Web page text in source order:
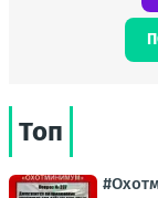
Топ